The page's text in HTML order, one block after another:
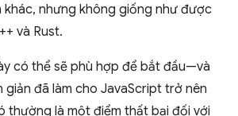
khác, nhưng không giống như được
và Rust.
có thể sẽ phù hợp để bắt đầu—và
giản đã làm cho JavaScript trở nên
thường là một điểm thất bại đối với